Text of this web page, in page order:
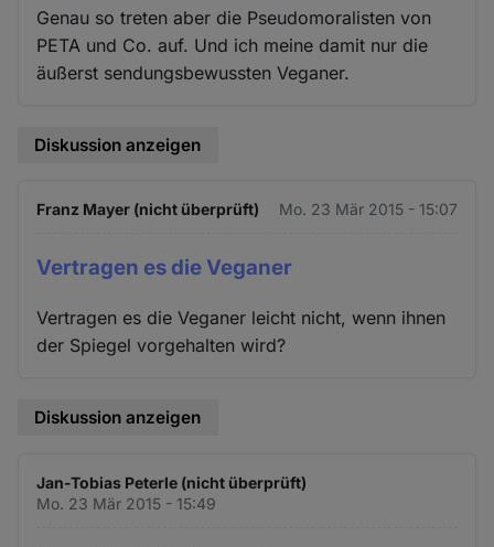
Genau so treten aber die Pseudomoralisten von
PETA und Co. auf. Und ich meine damit nur die
äußerst sendungsbewussten Veganer.
Diskussion anzeigen
Franz Mayer (nicht überprüft) Mo. 23 Mär 2015 - 15:07
Vertragen es die Veganer
Vertragen es die Veganer leicht nicht, wenn ihnen
der Spiegel vorgehalten wird?
Diskussion anzeigen
Jan-Tobias Peterle (nicht überprüft)
Mo. 23 Mär 2015 - 15:49